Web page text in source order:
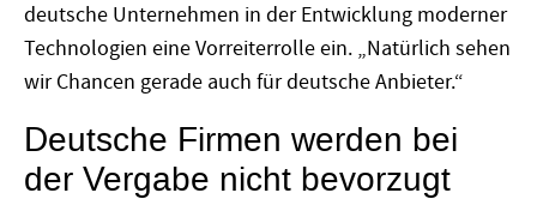
deutsche Unternehmen in der Entwicklung moderner
Technologien eine Vorreiterrolle ein. „Natürlich sehen
wir Chancen gerade auch für deutsche Anbieter.“
Deutsche Firmen werden bei
der Vergabe nicht bevorzugt